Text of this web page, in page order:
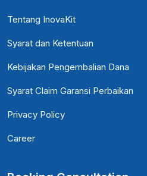
Tentang InovaKit
Syarat dan Ketentuan
Kebijakan Pengembalian Dana
Syarat Claim Garansi Perbaikan
Privacy Policy
Career